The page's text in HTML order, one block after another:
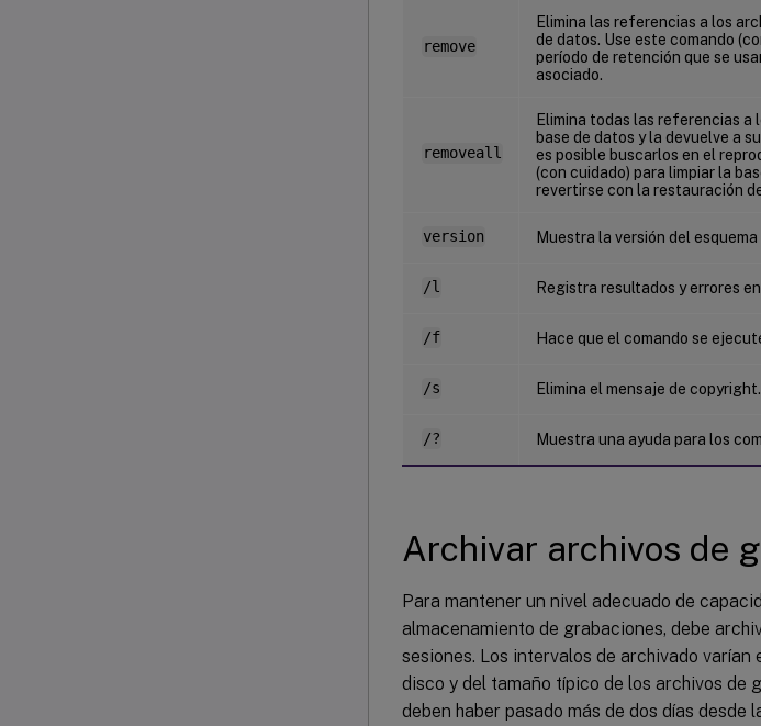
remove
Elimina las referencias a los
de datos. Use este comando
período de retención que se
asociado.
removeall
Elimina todas las referencias a
base de datos y la devuelve a
es posible buscarlos en el
(con cuidado) para limpiar la
revertirse con la restauración
version Muestra la versión del
/l Registra resultados y errores
/f Hace que el comando se
/s Elimina el mensaje de copyright.
/? Muestra una ayuda para los
Archivar archivos de
Para mantener un nivel adecuado de
almacenamiento de grabaciones, debe
sesiones. Los intervalos de archivado
disco y del tamaño típico de los archivos de
deben haber pasado más de dos días